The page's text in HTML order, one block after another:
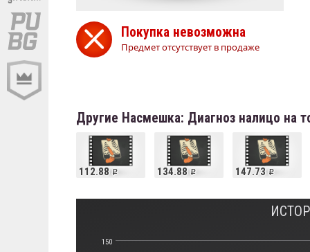
Покупка невозможна
Предмет отсутствует в продаже
Другие Насмешка: Диагноз налицо на
112.88 134.88 147.73
150